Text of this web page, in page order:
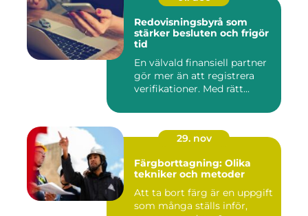
Redovisningsbyrå som
stärker besluten och frigör
tid
En välvald finansiell partner
gör mer än att registrera
verifikationer. Med rätt...
29. nov
Färgborttagning: Olika
tekniker och metoder
Att ta bort färg är en uppgift
som många ställs inför,